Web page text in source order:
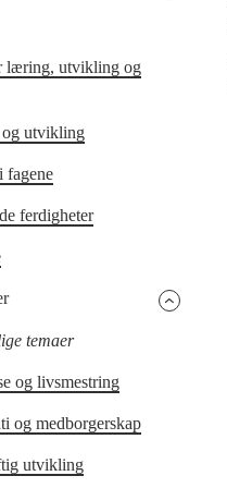
læring, utvikling og
utvikling
fagene
ferdigheter
temaer
og livsmestring
og medborgerskap
utvikling